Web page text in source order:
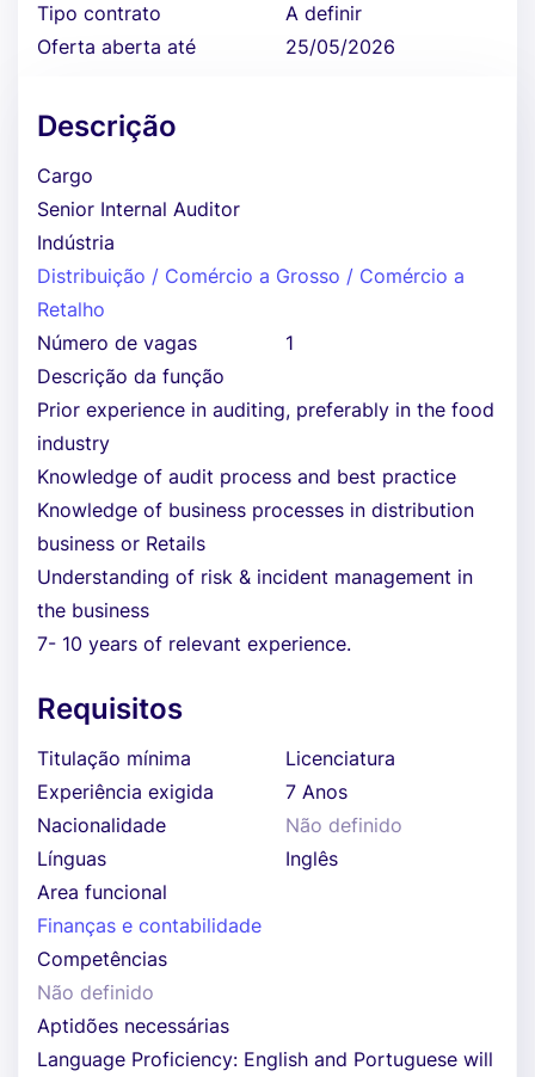
Tipo contrato
A definir
Oferta aberta até
25/05/2026
Descrição
Cargo
Senior Internal Auditor
Indústria
Distribuição / Comércio a Grosso / Comércio a
Retalho
Número de vagas
1
Descrição da função
Prior experience in auditing, preferably in the food
industry
Knowledge of audit process and best practice
Knowledge of business processes in distribution
business or Retails
Understanding of risk & incident management in
the business
7- 10 years of relevant experience.
Requisitos
Titulação mínima
Licenciatura
Experiência exigida
7 Anos
Nacionalidade
Não definido
Línguas
Inglês
Area funcional
Finanças e contabilidade
Competências
Não definido
Aptidões necessárias
Language Proficiency: English and Portuguese will